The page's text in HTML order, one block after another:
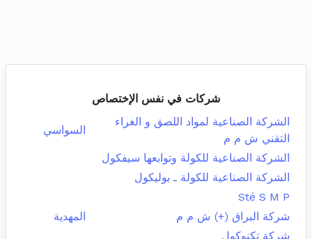
شركات في نفس الإختصاص
الشركة الصناعية لمواد اللصق و الغراء
التقني ش م م
السواسي
الشركة الصناعية للكولة وتوابعها سيفكول
الشركة الصناعية للكولة ـ بوليكول
Sté S M P
شركة البراق (+) ش م م
المهدية
شركة تكنوكول